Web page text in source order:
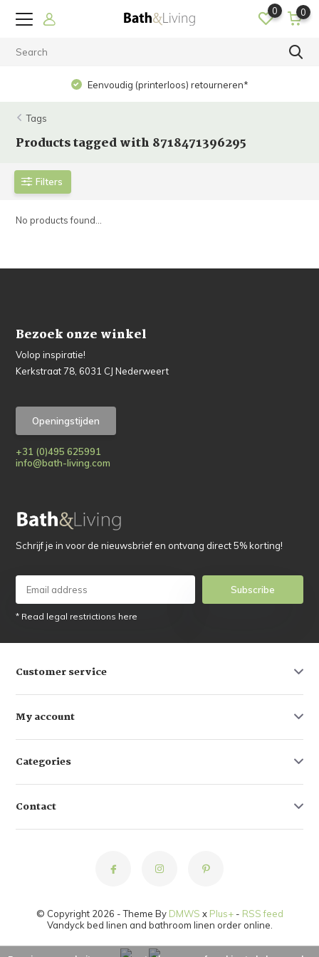
0 0
Eenvoudig (printerloos) retourneren*
Tags
Products tagged with 8718471396295
Filters
No products found...
Bezoek onze winkel
Volop inspiratie!
Kerkstraat 78, 6031 CJ Nederweert
Openingstijden
+31 (0)495 625991
info@bath-living.com
Schrijf je in voor de nieuwsbrief en ontvang direct 5% korting!
Subscribe
* Read legal restrictions here
Customer service
My account
Categories
Contact
© Copyright 2026 - Theme By DMWS x Plus+- RSS feed
Vandyck bed linen and bathroom linen order online.